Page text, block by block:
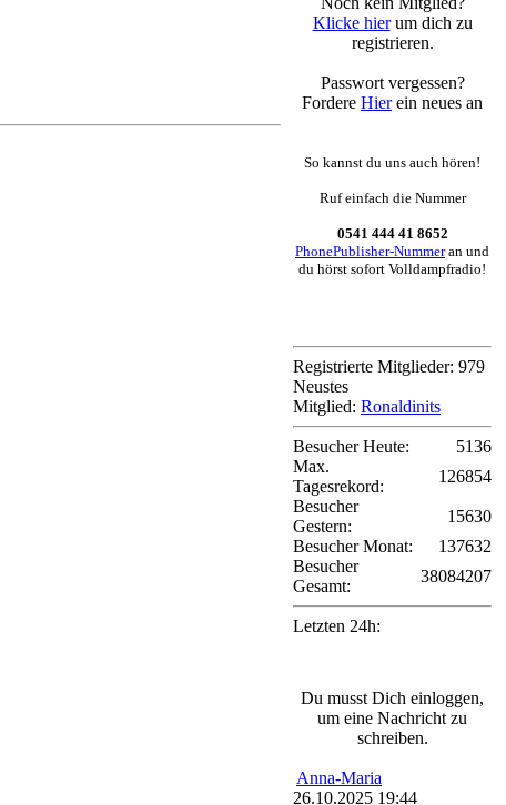
Klicke hierum dich zu
registrieren.
Passwort vergessen?
Fordere Hierein neues an
So kannst du uns auch hören!
Ruf einfach die Nummer
0541 444 41 8652
PhonePublisher-Nummeran und
du hörst sofort Volldampfradio!
Registrierte Mitglieder: 979
Neustes
Mitglied: Ronaldinits
Besucher Heute:
5136
Max.
Tagesrekord:
126854
Besucher
Gestern:
15630
Besucher Monat:
137632
Besucher
Gesamt:
38084207
Letzten 24h:
Du musst Dich einloggen,
um eine Nachricht zu
schreiben.
Anna-Maria
26.10.2025 19:44